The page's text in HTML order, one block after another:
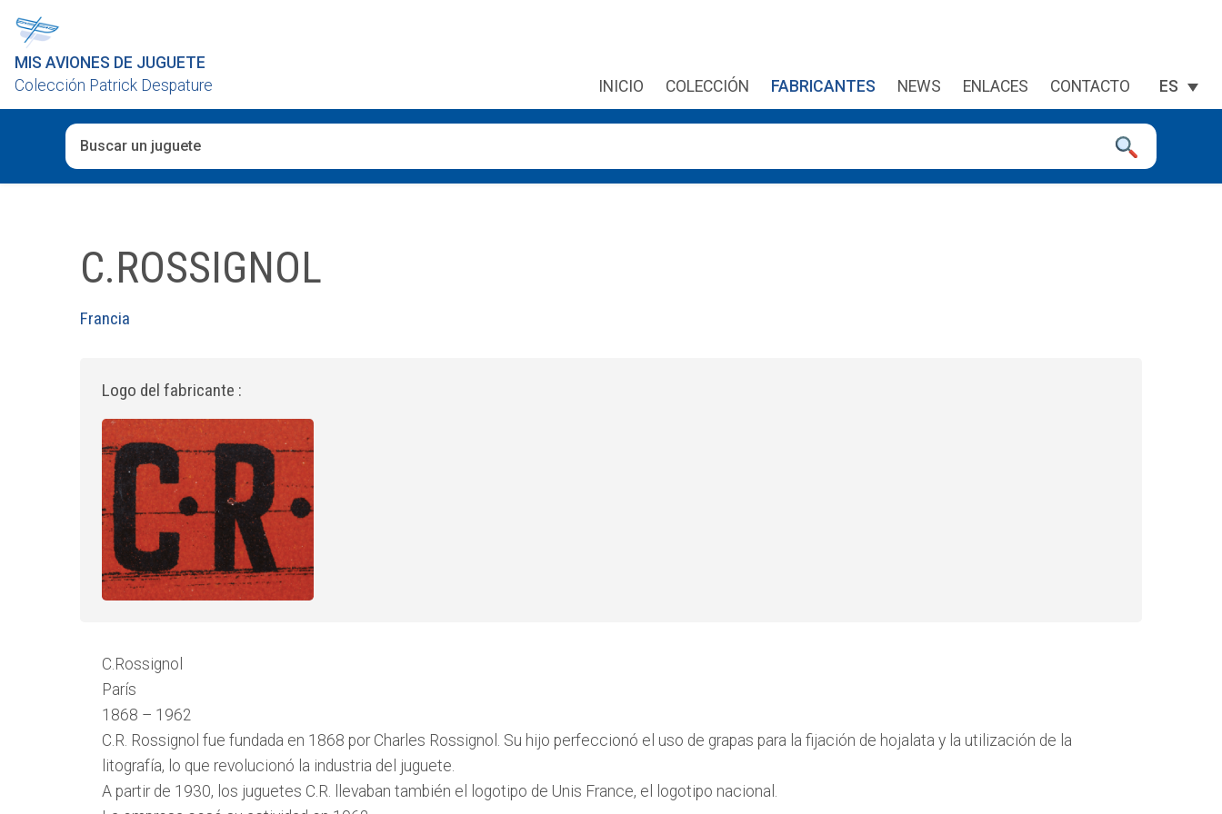
MIS AVIONES DE JUGUETE
Colección Patrick Despature
INICIO COLECCIÓN FABRICANTES NEWS ENLACES CONTACTO ES
C.ROSSIGNOL
Francia
Logo del fabricante :
C.Rossignol
París
1868 – 1962
C.R. Rossignol fue fundada en 1868 por Charles Rossignol. Su hijo perfeccionó el uso de grapas para la fijación de hojalata y la utilización de la
litografía, lo que revolucionó la industria del juguete.
A partir de 1930, los juguetes C.R. llevaban también el logotipo de Unis France, el logotipo nacional.